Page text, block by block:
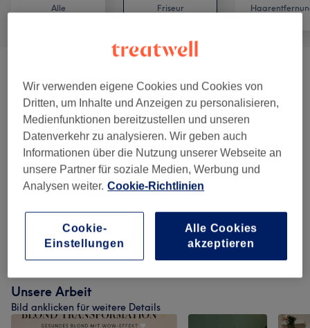
Alle Friseur
Kinder - Haarschnitte & Stylings ( 10) ab 5 €
Damen - Haarschnitte & Stylings ( 10) ab 25 €
Haarkuren & Pflege (2) ab 10 €
Damen - Farbe & Coloration (9) ab 34 €
Haarverlängerung (2)
Unsere Arbeit
Bild anklicken für weitere Details
Wir verwenden eigene Cookies und Cookies von
Dritten, um Inhalte und Anzeigen zu personalisieren,
Medienfunktionen bereitzustellen und unseren
Datenverkehr zu analysieren. Wir geben auch
Informationen über die Nutzung unserer Webseite an
unsere Partner für soziale Medien, Werbung und
Analysen weiter. Cookie-Richtlinien
Cookie-
Einstellungen
Alle Cookies
akzeptieren